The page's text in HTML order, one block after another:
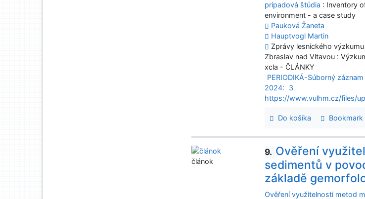
prípadová štúdia : Inventory
environment - a case study
Pauková Žaneta
Hauptvogl Martin
Zprávy lesnického
Zbraslav nad Vltavou :
xcla - ČLÁNKY
PERIODIKÁ-Súborný
2024:
3
https://www.vulhm.cz/files/
Do košíka Bookmark
9. Ověření
sedimentů v
základě
Ověření využitelnosti metod
článok